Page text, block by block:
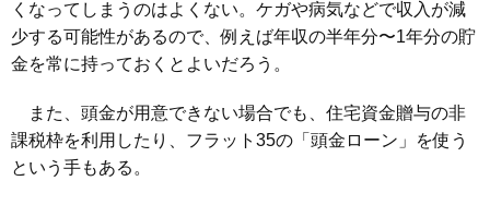
くなってしまうのはよくない。ケガや病気などで収入が減
少する可能性があるので、例えば年収の半年分〜1年分の貯
金を常に持っておくとよいだろう。
また、頭金が用意できない場合でも、住宅資金贈与の非
課税枠を利用したり、フラット35の「頭金ローン」を使う
という手もある。